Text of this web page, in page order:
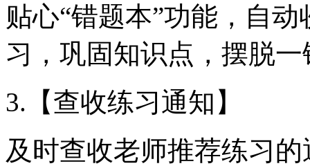
贴心“错题本”功能，自
习，巩固知识点，摆脱
3.【查收练习通知】
及时查收老师推荐练习